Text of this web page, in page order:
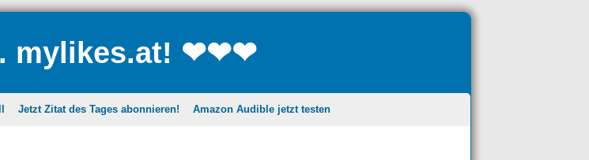
mylikes.at! ❤❤❤
Jetzt Zitat des Tages abonnieren! Amazon Audible jetzt testen